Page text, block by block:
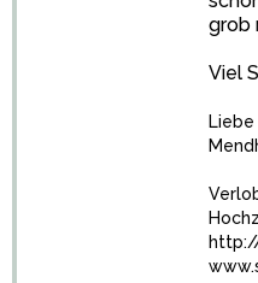
grob
Viel
Liebe